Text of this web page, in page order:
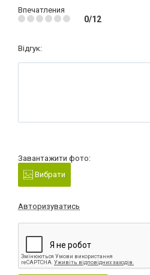
Впечатления
0/12
Відгук:
Завантажити фото:
Вибрати
Авторизуватись